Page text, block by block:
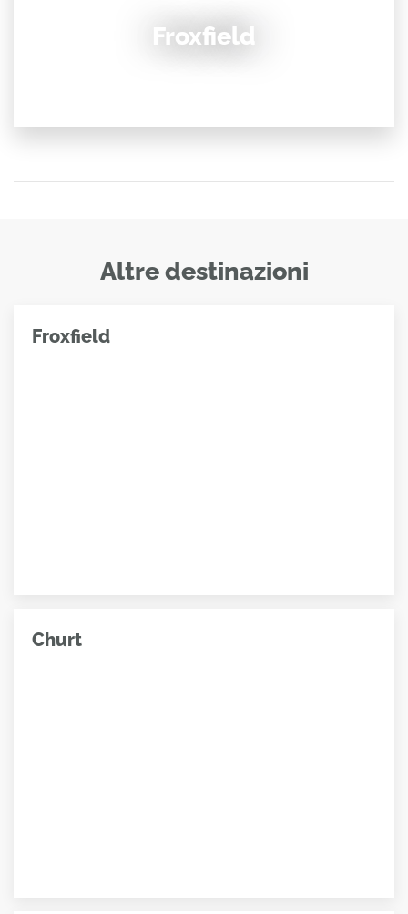
Froxfield
Altre destinazioni
Froxfield
Churt